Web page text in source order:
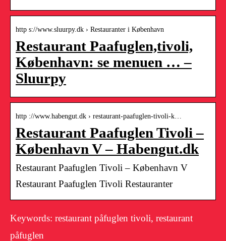
http s://www.sluurpy.dk › Restauranter i København
Restaurant Paafuglen,tivoli,
København: se menuen … –
Sluurpy
http ://www.habengut.dk › restaurant-paafuglen-tivoli-k…
Restaurant Paafuglen Tivoli –
København V – Habengut.dk
Restaurant Paafuglen Tivoli – København V
Restaurant Paafuglen Tivoli Restauranter
Keywords: restaurant påfuglen tivoli, restaurant
påfuglen